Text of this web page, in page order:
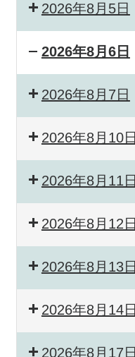
2026年8月5日
2026年8月6日
2026年8月7日
2026年8月10日
2026年8月11日
2026年8月12日
2026年8月13日
2026年8月14日
2026年8月17日